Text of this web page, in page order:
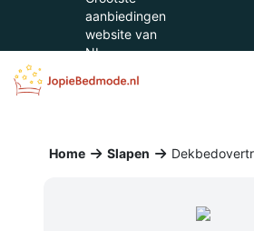
aanbiedingen
website van
NL
Home Slapen